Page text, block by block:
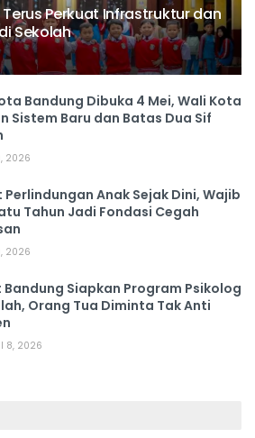
Perkuat Infrastruktur dan
Sekolah
Bandung Dibuka 4 Mei, Wali Kota
Sistem Baru dan Batas Dua Sif
2026
Perlindungan Anak Sejak Dini, Wajib
Tahun Jadi Fondasi Cegah
2026
Bandung Siapkan Program Psikolog
Orang Tua Diminta Tak Anti
8, 2026